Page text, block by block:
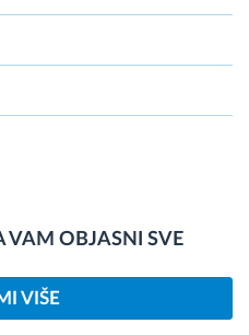
VAM OBJASNI SVE
VIŠE